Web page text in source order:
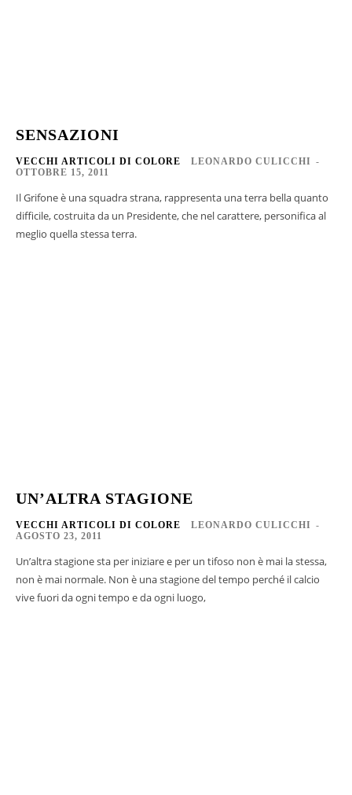
SENSAZIONI
VECCHI ARTICOLI DI COLORE LEONARDO CULICCHI -
OTTOBRE 15, 2011
Il Grifone è una squadra strana, rappresenta una terra bella quanto
difficile, costruita da un Presidente, che nel carattere, personifica al
meglio quella stessa terra.
UN’ALTRA STAGIONE
VECCHI ARTICOLI DI COLORE LEONARDO CULICCHI -
AGOSTO 23, 2011
Un’altra stagione sta per iniziare e per un tifoso non è mai la stessa,
non è mai normale. Non è una stagione del tempo perché il calcio
vive fuori da ogni tempo e da ogni luogo,